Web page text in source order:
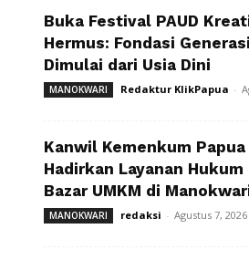
Buka Festival PAUD
Hermus: Fondasi
Dimulai dari Usia Dini
MANOKWARI Redaktur KlikPapua -
Kanwil Kemenkum
Hadirkan Layanan
Bazar UMKM di
MANOKWARI redaksi - Agustus 7, 2026